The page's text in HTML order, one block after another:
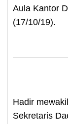
Aula Kantor
(17/10/19).
Hadir
Sekretaris